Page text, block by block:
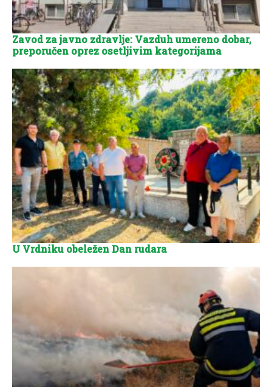
Zavod za javno zdravlje: Vazduh umereno dobar,
preporučen oprez osetljivim kategorijama
U Vrdniku obeležen Dan rudara